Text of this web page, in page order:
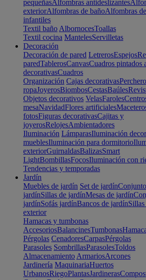
pequeñasAlfombras antideslizantes
exteriorAlfombras de bañoAlfombras
infantiles
Textil baño AlbornocesToallas
Textil cocina MantelesServilletas
Decoración
Decoración de pared LetrerosEspejos
paredTablerosCanvasCuadros pintados
decorativasCuadros
Organización Cajas decorativas
ropaJoyerosBiombosCestasBaúles
Objetos decorativos VelasFaroles
mesaNavidadFlores artificiales
fotosFiguras decorativasCajitas y
joyerosRelojesAmbientadores
Iluminación LámparasIluminación
mueblesIluminación para dormitorio
exteriorGuirnaldasBalizasSmart
LightBombillasFocosIluminación con
Tendencias y temporadas
Jardín
Muebles de jardín Set de jardín
jardínSillas de jardínMesas de jardín
jardínSofás jardínBancos de jardín
exterior
Hamacas y tumbonas
AccesoriosBalancinesTumbonas
Pérgolas CenadoresCarpasPérgolas
Parasoles SombrillasParasolesToldos
Almacenamiento ArmariosArcones
Jardinería MaquinariaHuertos
UrbanosRiegoPlantasJardineras